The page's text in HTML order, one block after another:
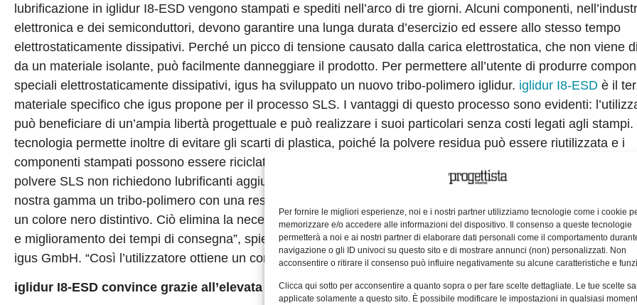
Per fornire le migliori esperienze, noi e i nostri partner utilizziamo tecnologie come i cookie
memorizzare e/o accedere alle informazioni del dispositivo. Il consenso a queste tecnologie
permetterà a noi e ai nostri partner di elaborare dati personali come il comportamento
navigazione o gli ID univoci su questo sito e di mostrare annunci (non) personalizzati. Non
acconsentire o ritirare il consenso può influire negativamente su alcune caratteristiche e
Clicca qui sotto per acconsentire a quanto sopra o per fare scelte dettagliate. Le tue scelte
applicate solamente a questo sito. È possibile modificare le impostazioni in qualsiasi
lubrificazione in iglidur I8-ESD vengono stampati e spediti nell’arco di tre giorni. Alcuni componenti,
elettronica e dei semiconduttori, devono garantire una lunga durata d’esercizio ed essere allo stesso tempo
elettrostaticamente dissipativi. Perché un picco di tensione causato dalla carica elettrostatica, che non viene
da un materiale isolante, può facilmente danneggiare il prodotto. Per permettere all’utente di produrre
speciali elettrostaticamente dissipativi, igus ha sviluppato un nuovo tribo-polimero iglidur. iglidur I8-ESD è il
materiale specifico che igus propone per il processo SLS. I vantaggi di questo processo sono evidenti:
può beneficiare di un’ampia libertà progettuale e può realizzare i suoi particolari senza costi legati agli stampi.
tecnologia permette inoltre di evitare gli scarti di plastica, poiché la polvere residua può essere riutilizzata e i
componenti stampati possono essere riciclati più volte. Come tutti i materiali igus, i componenti prodotti con la
polvere SLS non richiedono lubrificanti aggiuntivi e sono molto stabili. “Con iglidur I8-ESD abbiamo aggiunto
nostra gamma un tribo-polimero con una resistenza volumetrica di 3×10
un colore nero distintivo. Ciò elimina la necessità di una colorazione a posteriori, con conseguente riduzione
e miglioramento dei tempi di consegna”, spiega Tom Krause responsabile della divisione produzione additiva
igus GmbH. “Così l’utilizzatore ottiene un componente duraturo che presenta tutte le proprietà ESD.”
iglidur I8-ESD convince grazie all’elevata resistenza all’usura